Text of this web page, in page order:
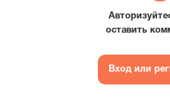
оставить
Вход или